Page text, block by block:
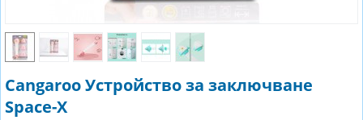
Cangaroo Устройство за заключване
Space-X